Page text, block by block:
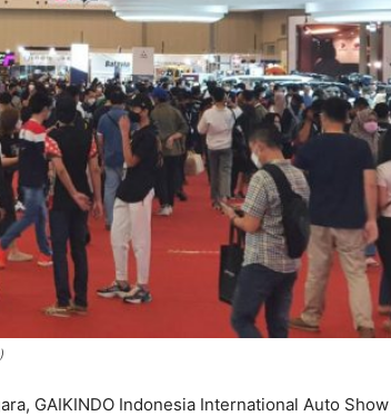
GAIKINDO Indonesia International Auto Show